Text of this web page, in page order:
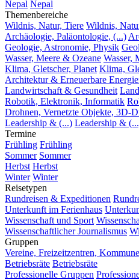
Nepal Nepal
Themenbereiche
Wildnis, Natur, Tiere Wildnis,
Archäologie, Paläontologie, (...)
Geologie, Astronomie, Physik
Wasser, Meere & Ozeane Wasser,
Klima, Gletscher, Planet Klima,
Architektur & Erneuerbare
Landwirtschaft & Gesundheit
Robotik, Elektronik, Informatik
Drohnen, Vernetzte Objekte, 3D-
Leadership & (...) Leadership &
Termine
Frühling Frühling
Sommer Sommer
Herbst Herbst
Winter Winter
Reisetypen
Rundreisen & Expeditionen
Unterkunft im Ferienhaus
Wissenschaft und Sport
Wissenschaftlicher Journalismus
Gruppen
Vereine, Freizeitzentren,
Betriebsräte Betriebsräte
Professionelle Gruppen